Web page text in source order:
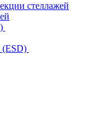
стеллажей
(ESD)